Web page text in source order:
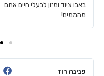
באבו ציוד ומזון לבעלי חיים אתם
מהממים!
פנינה רוז